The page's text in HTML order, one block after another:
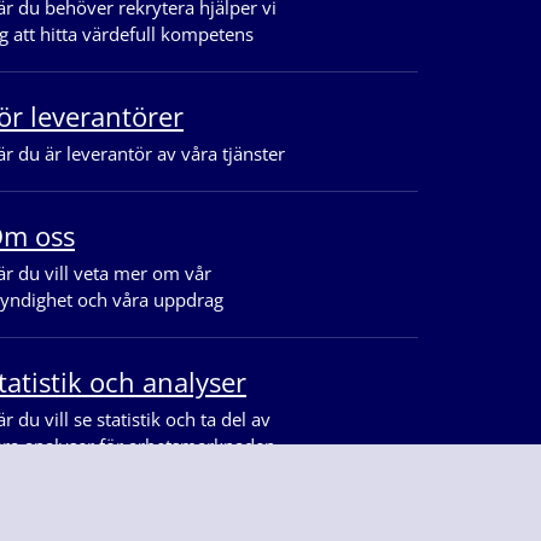
du behöver rekrytera hjälper vi
att hitta värdefull kompetens
leverantörer
du är leverantör av våra tjänster
oss
du vill veta mer om vår
och våra uppdrag
och analyser
du vill se statistik och ta del av
analyser för arbetsmarknaden